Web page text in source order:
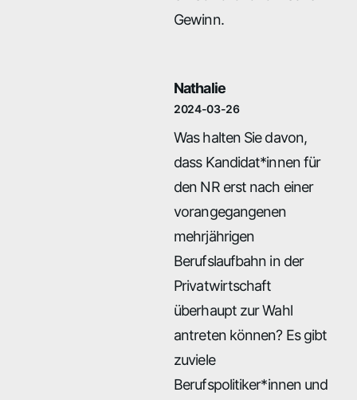
Gewinn.
Nathalie
2024-03-26
Was halten Sie davon,
dass Kandidat*innen für
den NR erst nach einer
vorangegangenen
mehrjährigen
Berufslaufbahn in der
Privatwirtschaft
überhaupt zur Wahl
antreten können? Es gibt
zuviele
Berufspolitiker*innen und